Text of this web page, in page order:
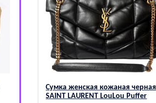
Сумка женская кожаная черная
SАINТ LАURЕNТ LouLou Puffer